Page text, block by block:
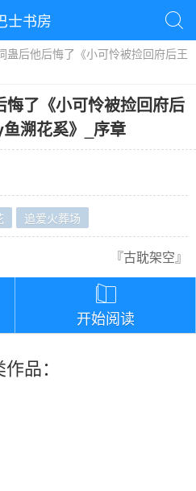
士书房 
蛊后他后悔了《小可怜被捡回府后王
了《小可怜被捡回府后
溯花奚》
序章
追爱火葬场
『古耽架空』

开始阅读
品：